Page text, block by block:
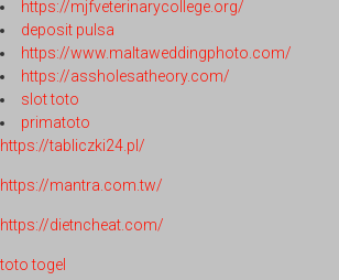
https://mjfveterinarycollege.org/
deposit pulsa
https://www.maltaweddingphoto.com/
https://assholesatheory.com/
slot toto
primatoto
https://tabliczki24.pl/
https://mantra.com.tw/
https://dietncheat.com/
toto togel